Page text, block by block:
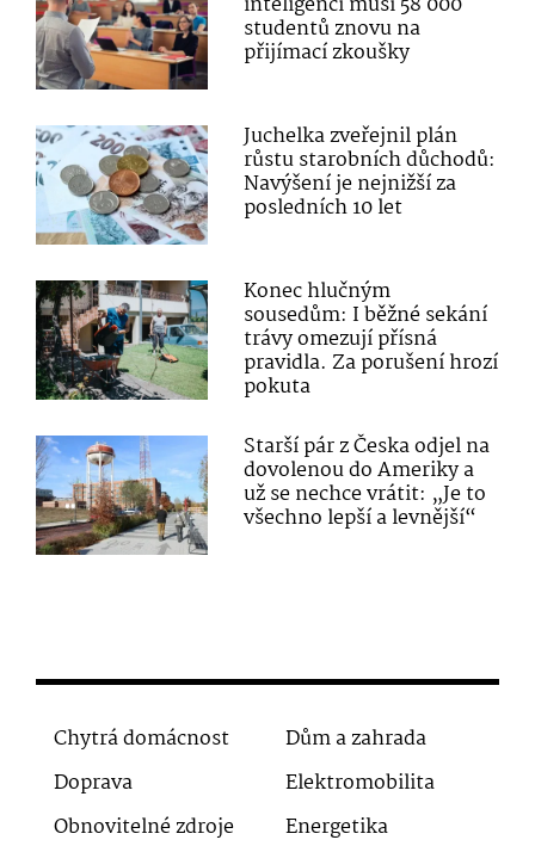
studentů znovu na
přijímací zkoušky
Juchelka zveřejnil plán
růstu starobních důchodů:
Navýšení je nejnižší za
posledních 10 let
Konec hlučným
sousedům: I běžné sekání
trávy omezují přísná
pravidla. Za porušení hrozí
pokuta
Starší pár z Česka odjel na
dovolenou do Ameriky a
už se nechce vrátit: „Je to
všechno lepší a levnější“
Chytrá domácnost
Dům a zahrada
Doprava
Elektromobilita
Obnovitelné zdroje
Energetika